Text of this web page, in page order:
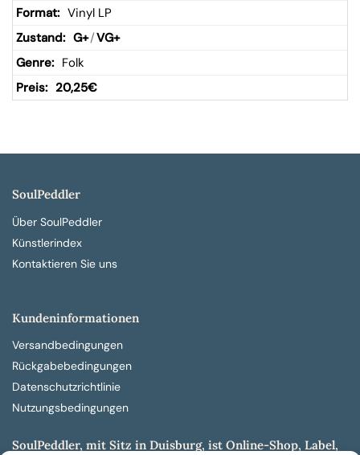
Vinyl LP
G+/VG+
Folk
20,25€
SoulPeddler
Über SoulPeddler
Künstlerindex
Kontaktieren Sie uns
Kundeninformationen
Versandbedingungen
Rückgabebedingungen
Datenschutzrichtlinie
Nutzungsbedingungen
SoulPeddler, mit Sitz in Duisburg, ist Online-Shop, Label,